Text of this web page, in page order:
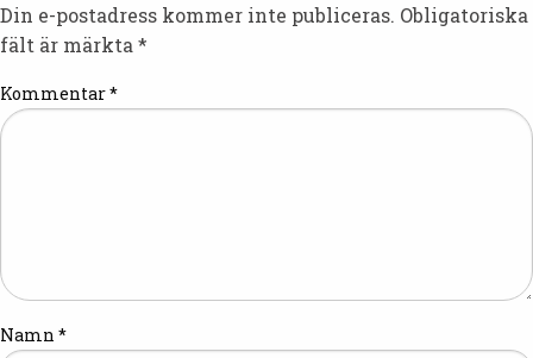
Din e-postadress kommer inte publiceras. Obligatoriska
fält är märkta *
Kommentar*
Namn *